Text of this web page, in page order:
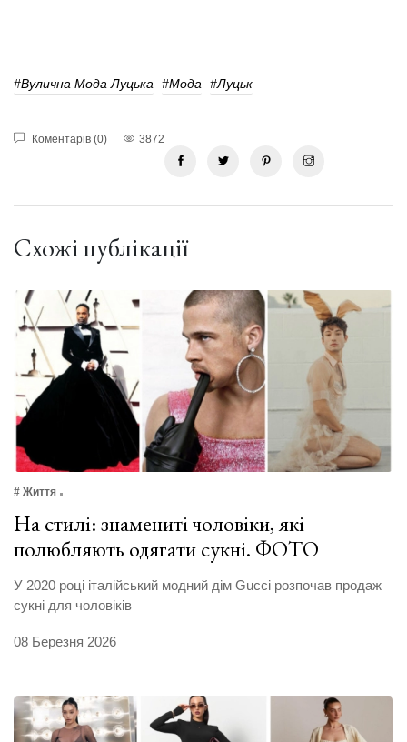
#Вулична Мода Луцька #мода #Луцьк
Коментарів (0) 3872
Схожі публікації
# Життя
На стилі: знамениті чоловіки, які
полюбляють одягати сукні. ФОТО
У 2020 році італійський модний дім Gucci розпочав продаж
сукні для чоловіків
08 Березня 2026